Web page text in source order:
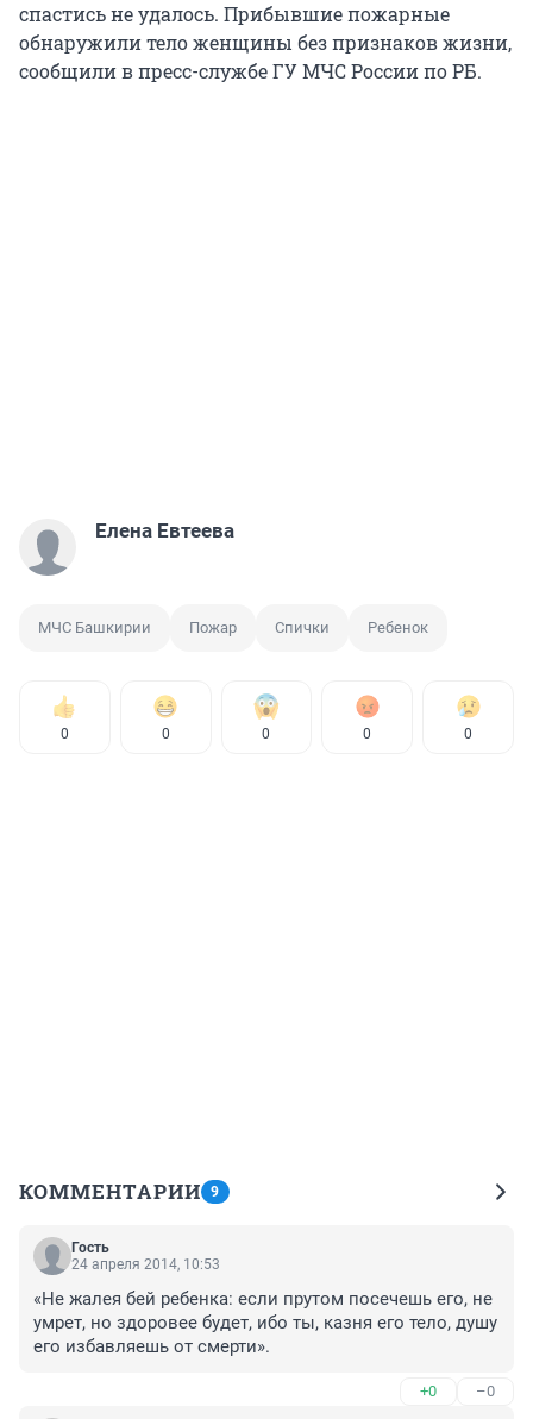
спастись не удалось. Прибывшие пожарные
обнаружили тело женщины без признаков жизни,
сообщили в пресс-службе ГУ МЧС России по РБ.
Елена Евтеева
МЧС Башкирии Пожар Спички Ребенок
0 0 0 0 0
КОММЕНТАРИИ 9
Гость
24 апреля 2014, 10:53
«Не жалея бей ребенка: если прутом посечешь его, не
умрет, но здоровее будет, ибо ты, казня его тело, душу
его избавляешь от смерти».
+0 –0